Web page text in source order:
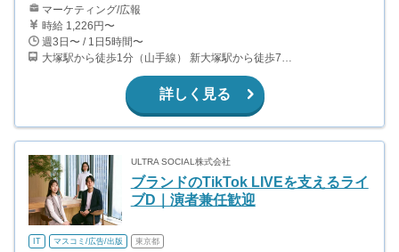
マーケティング/広報
時給 1,226円〜
週3日〜 / 1日5時間〜
大塚駅から徒歩1分（山手線） 新大塚駅から徒歩7分（丸ノ内線） 東池袋駅から徒歩14分（有楽町線） 巣鴨駅から徒歩15分（山手線、都営三田線）
詳しく見る
ULTRA SOCIAL株式会社
ブランドのTikTok LIVEを支えるライ
ブD｜演者兼任歓迎
IT マスコミ/広告/出版 東京都